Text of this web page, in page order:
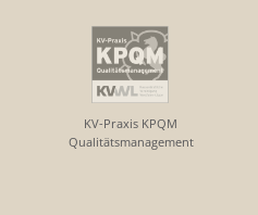
KV-Praxis KPQM
Qualitätsmanagement